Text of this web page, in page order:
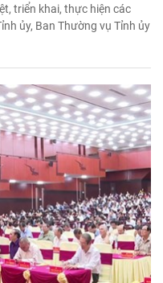
triển khai, thực hiện các
ủy, Ban Thường vụ Tỉnh ủy